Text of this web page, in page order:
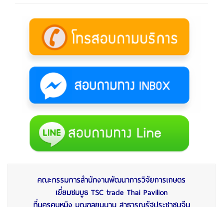
คณะกรรมการสำนักงานพัฒนาการวิจัยการเกษตร
เยี่ยมชมบูธ TSC trade Thai Pavilion